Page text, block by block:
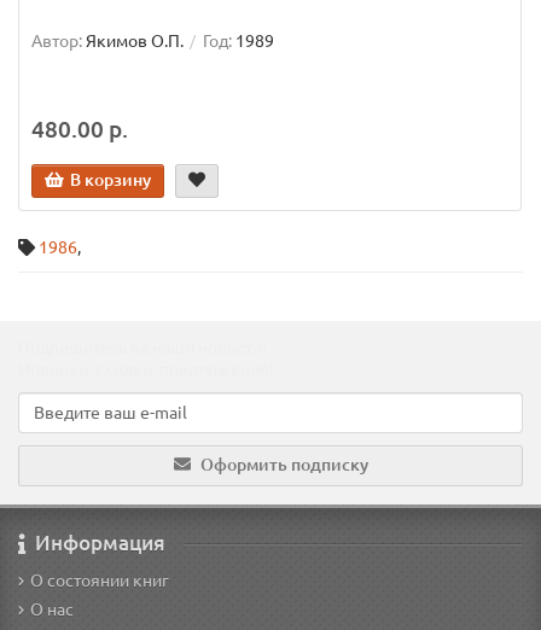
Автор: Якимов О.П. Год: 1989
480.00 р.
В корзину
1986,
Оформить подписку
Информация
О состоянии книг
О нас